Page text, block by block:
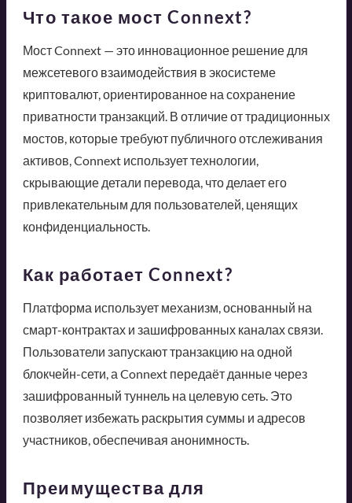
Что такое мост Connext?
Мост Connext — это инновационное решение для
межсетевого взаимодействия в экосистеме
криптовалют, ориентированное на сохранение
приватности транзакций. В отличие от традиционных
мостов, которые требуют публичного отслеживания
активов, Connext использует технологии,
скрывающие детали перевода, что делает его
привлекательным для пользователей, ценящих
конфиденциальность.
Как работает Connext?
Платформа использует механизм, основанный на
смарт-контрактах и зашифрованных каналах связи.
Пользователи запускают транзакцию на одной
блокчейн-сети, а Connext передаёт данные через
зашифрованный туннель на целевую сеть. Это
позволяет избежать раскрытия суммы и адресов
участников, обеспечивая анонимность.
Преимущества для